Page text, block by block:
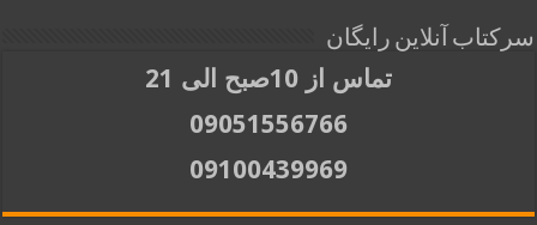
سرکتاب آنلاین رایگان
تماس از 10صبح الی 21
09051556766
09100439969